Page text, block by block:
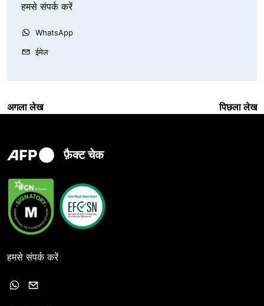
हमसे संपर्क करें
WhatsApp
ईमेल
अगला लेख पिछला लेख
फ़ैक्ट चेक
हमसे संपर्क करें